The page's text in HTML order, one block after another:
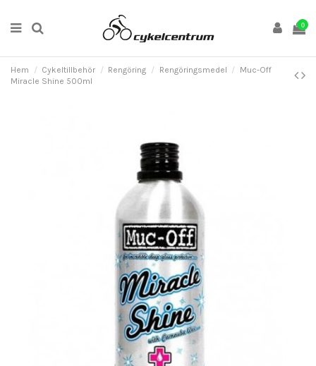
0
Hem Cykeltillbehör Rengöring Rengöringsmedel
Muc-Off
Miracle Shine 500ml